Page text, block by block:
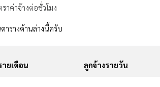
าค่าจ้างต่อชั่วโมง
ารางด้านล่างนี้ครับ
ายเดือน ลูกจ้างรายวัน